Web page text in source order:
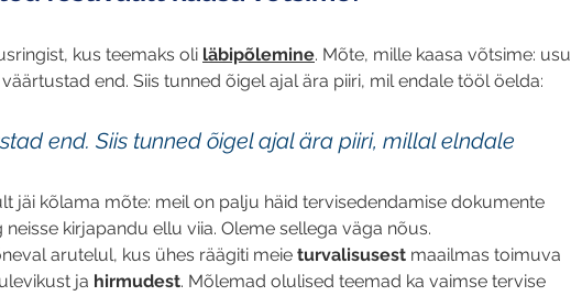
kus teemaks oli läbipõlemine. Mõte, mille kaasa võtsime: usu
end. Siis tunned õigel ajal ära piiri, mil endale tööl öelda:
end. Siis tunned õigel ajal ära piiri, millal elndale
jäi kõlama mõte: meil on palju häid tervisedendamise dokumente
kirjapandu ellu viia. Oleme sellega väga nõus.
arutelul, kus ühes räägiti meie turvalisusest maailmas toimuva
ja hirmudest. Mõlemad olulised teemad ka vaimse tervise